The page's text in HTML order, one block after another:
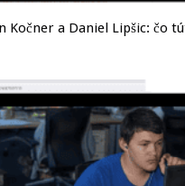
Kočner a Daniel Lipšic: čo